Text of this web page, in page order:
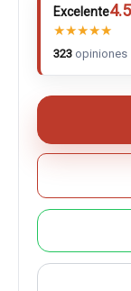
Excelente4.5
★★★★★
323 opiniones